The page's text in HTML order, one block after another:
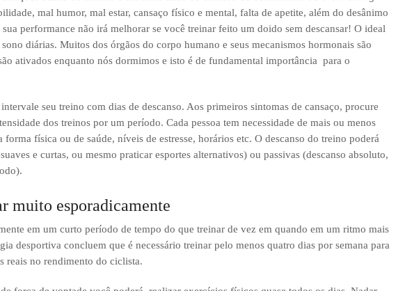
mal humor, mal estar, cansaço físico e mental, falta de apetite, além do desânimo
performance não irá melhorar se você treinar feito um doido sem descansar! O ideal
diárias. Muitos dos órgãos do corpo humano e seus mecanismos hormonais são
ativados enquanto nós dormimos e isto é de fundamental importância para o
seu treino com dias de descanso. Aos primeiros sintomas de cansaço, procure
dos treinos por um período. Cada pessoa tem necessidade de mais ou menos
forma física ou de saúde, níveis de estresse, horários etc. O descanso do treino poderá
e curtas, ou mesmo praticar esportes alternativos) ou passivas (descanso absoluto,
muito esporadicamente
em um curto período de tempo do que treinar de vez em quando em um ritmo mais
desportiva concluem que é necessário treinar pelo menos quatro dias por semana para
reais no rendimento do ciclista.